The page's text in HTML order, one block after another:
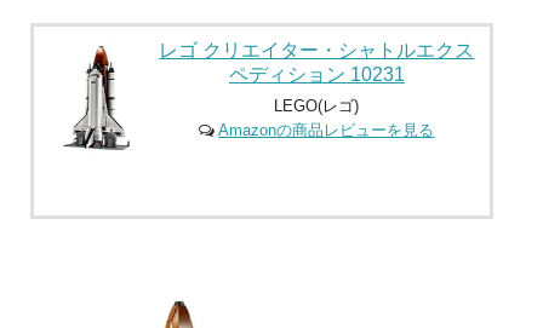
レゴ クリエイター・シャトルエクス
ペディション 10231
LEGO(レゴ)
Amazonの商品レビューを見る